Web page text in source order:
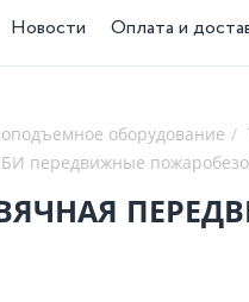
Новости Оплата и
оборудование
передвижные